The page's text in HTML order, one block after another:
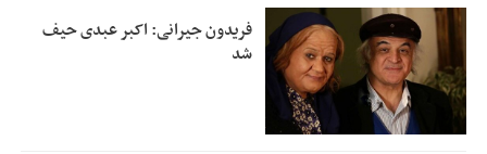
فریدون جیرانی: اکبر عبدی حیف
شد